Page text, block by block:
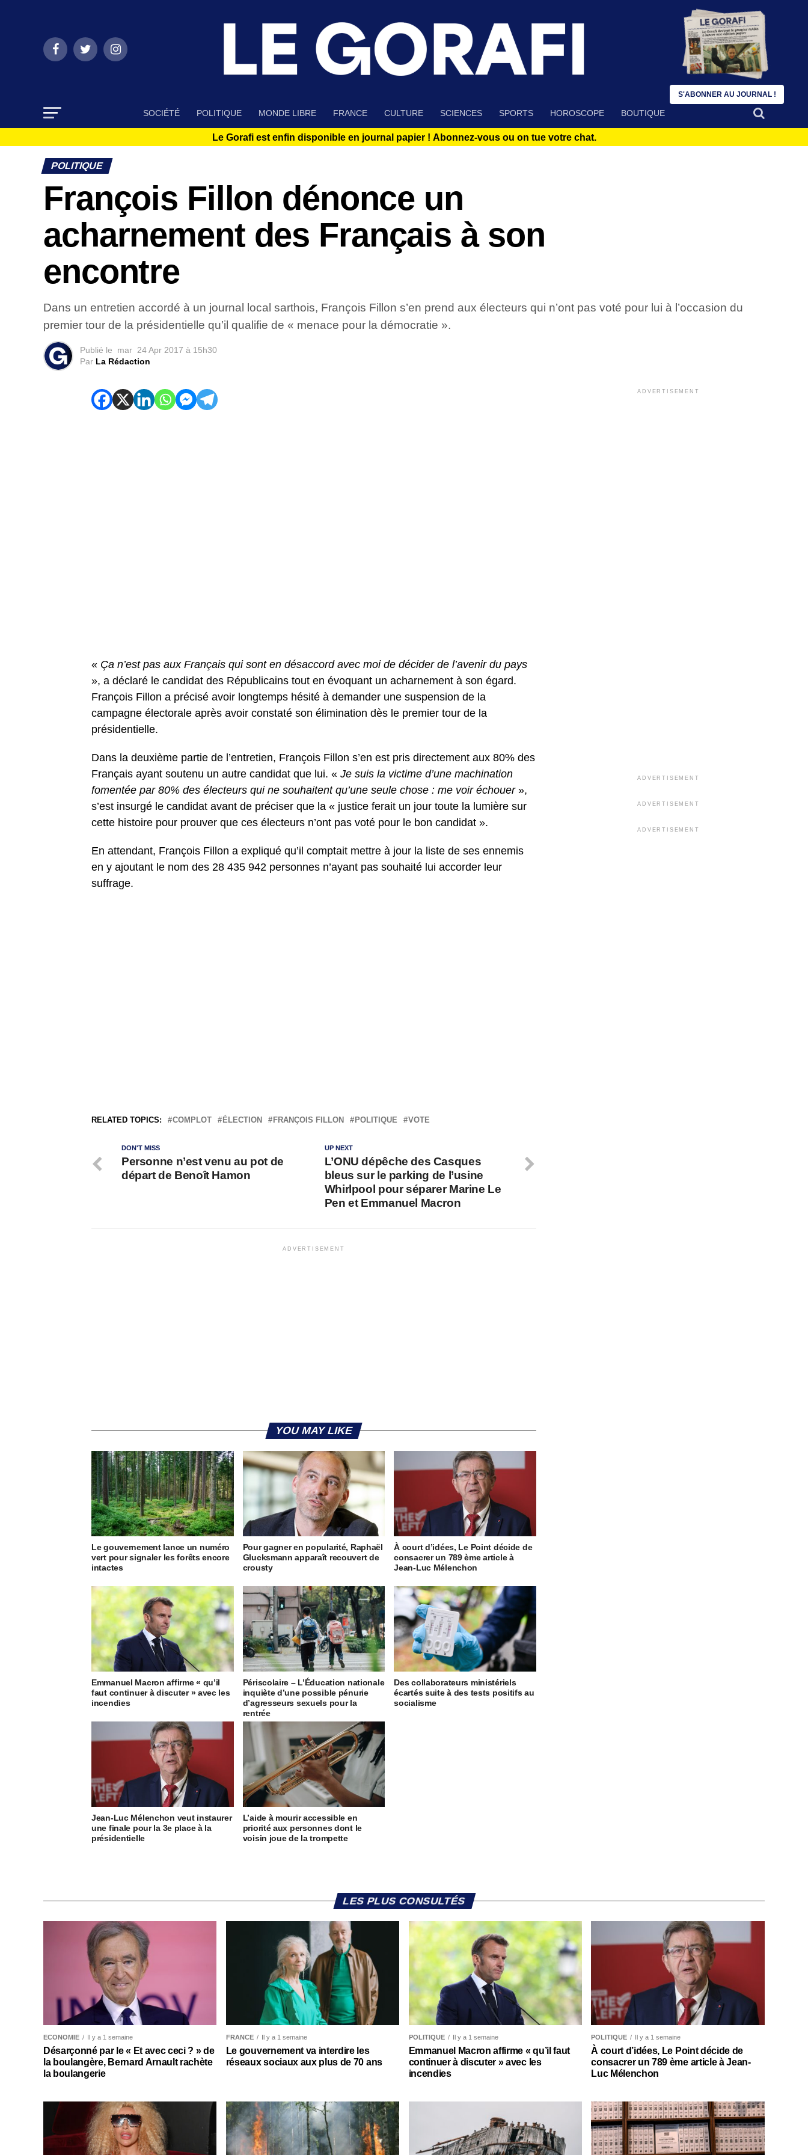
SOCIÉTÉ POLITIQUE MONDE LIBRE FRANCE CULTURE SCIENCES SPORTS HOROSCOPE BOUTIQUE
Le Gorafi est enfin disponible en journal papier ! Abonnez-vous ou on tue votre chat.
POLITIQUE
François Fillon dénonce un
acharnement des Français à son
encontre
Dans un entretien accordé à un journal local sarthois, François Fillon s’en prend aux électeurs qui n’ont pas voté pour lui à l’occasion du
premier tour de la présidentielle qu’il qualifie de « menace pour la démocratie ».
Publié le mar 24 Apr 2017 à 15h30
Par La Rédaction
« Ça n’est pas aux Français qui sont en désaccord avec moi de décider de l’avenir du pays
», a déclaré le candidat des Républicains tout en évoquant un acharnement à son égard.
François Fillon a précisé avoir longtemps hésité à demander une suspension de la
campagne électorale après avoir constaté son élimination dès le premier tour de la
présidentielle.
Dans la deuxième partie de l’entretien, François Fillon s’en est pris directement aux 80% des
Français ayant soutenu un autre candidat que lui. « Je suis la victime d’une machination
fomentée par 80% des électeurs qui ne souhaitent qu’une seule chose : me voir échouer»,
s’est insurgé le candidat avant de préciser que la « justice ferait un jour toute la lumière sur
cette histoire pour prouver que ces électeurs n’ont pas voté pour le bon candidat ».
En attendant, François Fillon a expliqué qu’il comptait mettre à jour la liste de ses ennemis
en y ajoutant le nom des 28 435 942 personnes n’ayant pas souhaité lui accorder leur
suffrage.
RELATED TOPICS: COMPLOT ÉLECTION FRANÇOIS FILLON POLITIQUE VOTE
UP NEXT
L’ONU dépêche des Casques
bleus sur le parking de l’usine
Whirlpool pour séparer Marine Le
Pen et Emmanuel Macron
DON'T MISS
Personne n’est venu au pot de
départ de Benoît Hamon
ADVERTISEMENT
YOU MAY LIKE
Le gouvernement lance un numéro
vert pour signaler les forêts encore
intactes
Pour gagner en popularité, Raphaël
Glucksmann apparaît recouvert de
crousty
À court d’idées, Le Point décide de
consacrer un 789 ème article à
Jean-Luc Mélenchon
Emmanuel Macron affirme « qu’il
faut continuer à discuter » avec les
incendies
Périscolaire – L’Éducation nationale
inquiète d’une possible pénurie
d’agresseurs sexuels pour la
rentrée
Des collaborateurs ministériels
écartés suite à des tests positifs au
socialisme
Jean-Luc Mélenchon veut instaurer
une finale pour la 3e place à la
présidentielle
L’aide à mourir accessible en
priorité aux personnes dont le
voisin joue de la trompette
ADVERTISEMENT
ADVERTISEMENT
ADVERTISEMENT
ADVERTISEMENT
LES PLUS CONSULTÉS
ECONOMIE Il y a 1 semaine
Désarçonné par le « Et avec ceci ? » de
la boulangère, Bernard Arnault rachète
la boulangerie
FRANCE Il y a 1 semaine
Le gouvernement va interdire les
réseaux sociaux aux plus de 70 ans
POLITIQUE Il y a 1 semaine
Emmanuel Macron affirme « qu’il faut
continuer à discuter » avec les
incendies
POLITIQUE Il y a 1 semaine
À court d’idées, Le Point décide de
consacrer un 789 ème article à Jean-
Luc Mélenchon
S'ABONNER AU JOURNAL !